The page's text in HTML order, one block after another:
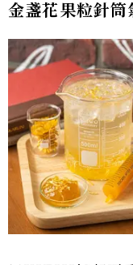
金盞花果粒針筒